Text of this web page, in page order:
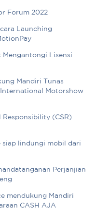
Forum 2022
Launching
Mengantongi Lisensi
Mandiri Tunas
Motorshow
Responsibility (CSR)
siap lindungi mobil dari
Perjanjian
mendukung Mandiri
CASH AJA